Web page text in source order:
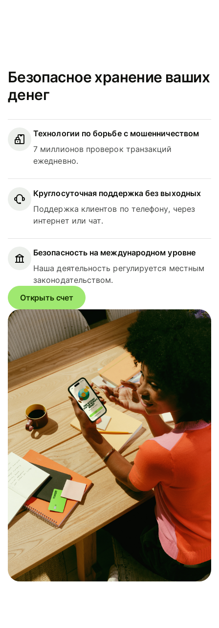
Безопасное хранение ваших
денег
Технологии по борьбе с мошенничеством
7 миллионов проверок транзакций
ежедневно.
Круглосуточная поддержка без выходных
Поддержка клиентов по телефону, через
интернет или чат.
Безопасность на международном уровне
Наша деятельность регулируется местным
законодательством.
Открыть счет